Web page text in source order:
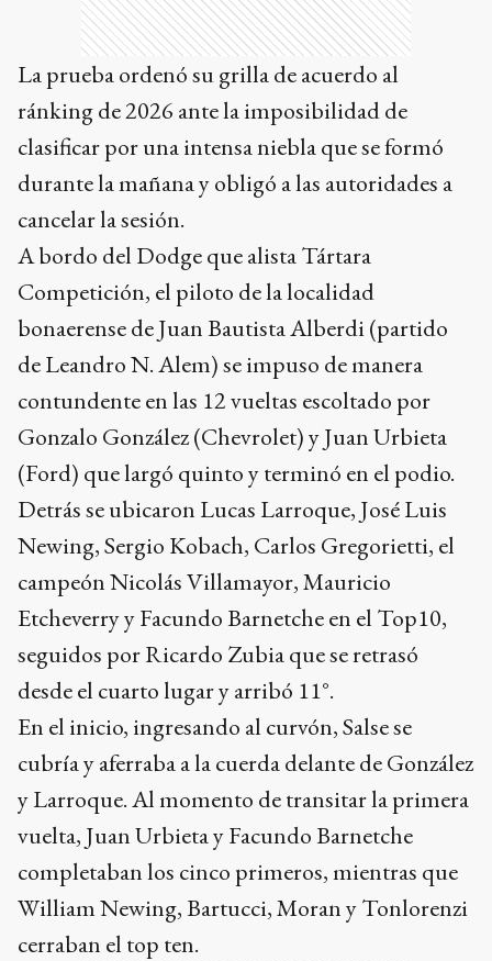
La prueba ordenó su grilla de acuerdo al
ránking de 2026 ante la imposibilidad de
clasificar por una intensa niebla que se formó
durante la mañana y obligó a las autoridades a
cancelar la sesión.
A bordo del Dodge que alista Tártara
Competición, el piloto de la localidad
bonaerense de Juan Bautista Alberdi (partido
de Leandro N. Alem) se impuso de manera
contundente en las 12 vueltas escoltado por
Gonzalo González (Chevrolet) y Juan Urbieta
(Ford) que largó quinto y terminó en el podio.
Detrás se ubicaron Lucas Larroque, José Luis
Newing, Sergio Kobach, Carlos Gregorietti, el
campeón Nicolás Villamayor, Mauricio
Etcheverry y Facundo Barnetche en el Top10,
seguidos por Ricardo Zubia que se retrasó
desde el cuarto lugar y arribó 11°.
En el inicio, ingresando al curvón, Salse se
cubría y aferraba a la cuerda delante de González
y Larroque. Al momento de transitar la primera
vuelta, Juan Urbieta y Facundo Barnetche
completaban los cinco primeros, mientras que
William Newing, Bartucci, Moran y Tonlorenzi
cerraban el top ten.